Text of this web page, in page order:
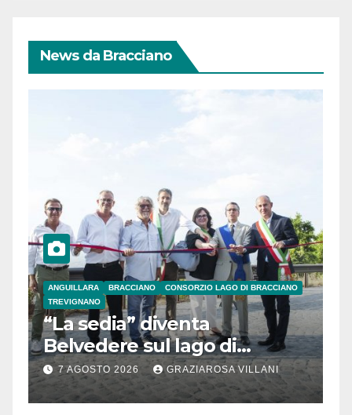
News da Bracciano
ANGUILLARA BRACCIANO
CONSORZIO LAGO DI BRACCIANO
TREVIGNANO
“La sedia” diventa
Belvedere sul lago di
Bracciano: ieri
l’inaugurazione
7 AGOSTO 2026 GRAZIAROSA VILLANI